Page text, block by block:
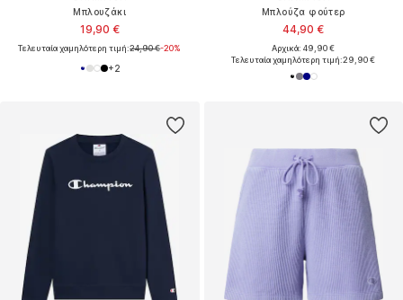
Μπλουζάκι
19,90 €
Τελευταία χαμηλότερη τιμή:24,90 €-20%
+2
Μπλούζα φούτερ
44,90 €
Αρχικά: 49,90 €
Τελευταία χαμηλότερη τιμή:29,90 €